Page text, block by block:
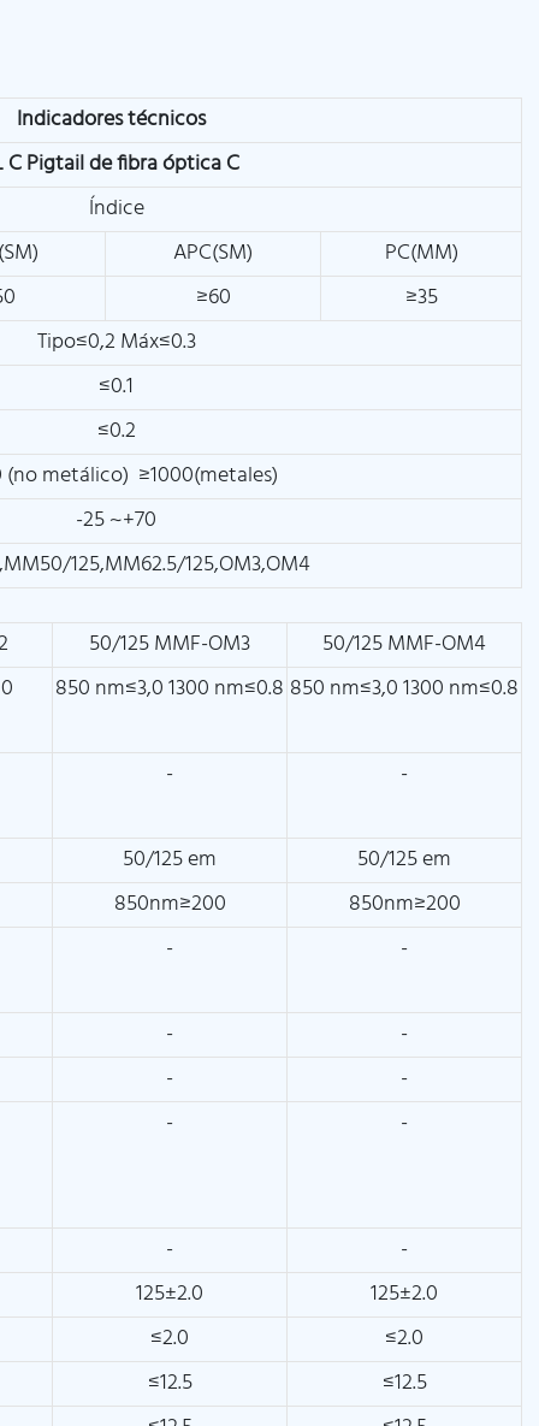
Indicadores técnicos
C Pigtail de fibra óptica C
Índice
APC(SM)
PC(MM)
≥60
≥35
Tipo≤0,2 Máx≤0.3
≤0.1
≤0.2
(no metálico) ≥1000(metales)
-25 ~+70
125,MM62.5/125,OM3,OM4
50/125 MMF-OM3
50/125 MMF-OM4
850 nm≤3,0 1300 nm≤0.8 850 nm≤3,0 1300 nm≤0.8
- -
50/125 em
50/125 em
850nm≥200
850nm≥200
-
-
-
-
-
-
-
-
-
-
125±2.0
125±2.0
≤2.0
≤2.0
≤12.5
≤12.5